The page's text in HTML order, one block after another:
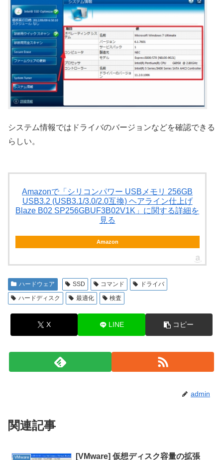
システム情報ではドライバのバージョンなどを確認できる
らしい。
Amazonで「シリコンパワー USBメモリ 256GB
USB3.2 (USB3.1/3.0/2.0互換) ヘアライン仕上げ
Blaze B02 SP256GBUF3B02V1K」に関する詳細を
見る
Amazon
ハードウェア SSD コマンド
ドライバ
ハードディスク
最適化 検査
X LINE コピー
admin
関連記事
VMware [VMware] 仮想ディスク容量の拡張